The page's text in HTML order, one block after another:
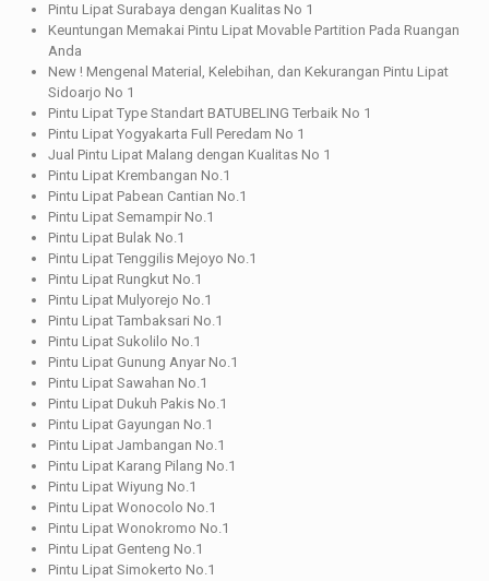
Pintu Lipat Surabaya dengan Kualitas No 1
Keuntungan Memakai Pintu Lipat Movable Partition Pada Ruangan
Anda
New ! Mengenal Material, Kelebihan, dan Kekurangan Pintu Lipat
Sidoarjo No 1
Pintu Lipat Type Standart BATUBELING Terbaik No 1
Pintu Lipat Yogyakarta Full Peredam No 1
Jual Pintu Lipat Malang dengan Kualitas No 1
Pintu Lipat Krembangan No.1
Pintu Lipat Pabean Cantian No.1
Pintu Lipat Semampir No.1
Pintu Lipat Bulak No.1
Pintu Lipat Tenggilis Mejoyo No.1
Pintu Lipat Rungkut No.1
Pintu Lipat Mulyorejo No.1
Pintu Lipat Tambaksari No.1
Pintu Lipat Sukolilo No.1
Pintu Lipat Gunung Anyar No.1
Pintu Lipat Sawahan No.1
Pintu Lipat Dukuh Pakis No.1
Pintu Lipat Gayungan No.1
Pintu Lipat Jambangan No.1
Pintu Lipat Karang Pilang No.1
Pintu Lipat Wiyung No.1
Pintu Lipat Wonocolo No.1
Pintu Lipat Wonokromo No.1
Pintu Lipat Genteng No.1
Pintu Lipat Simokerto No.1